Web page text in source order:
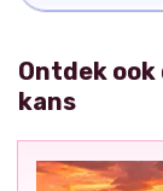
Ontdek
kans